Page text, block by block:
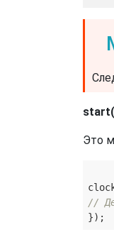
Это
//